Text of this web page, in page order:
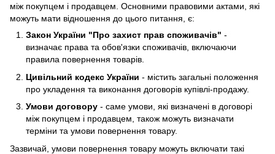
між покупцем і продавцем. Основними правовими актами, які
можуть мати відношення до цього питання, є:
Закон України "Про захист прав споживачів" -
визначає права та обов'язки споживачів, включаючи
правила повернення товарів.
Цивільний кодекс України - містить загальні положення
про укладення та виконання договорів купівлі-продажу.
Умови договору - саме умови, які визначені в договорі
між покупцем і продавцем, також можуть визначати
терміни та умови повернення товару.
Зазвичай, умови повернення товару можуть включати такі